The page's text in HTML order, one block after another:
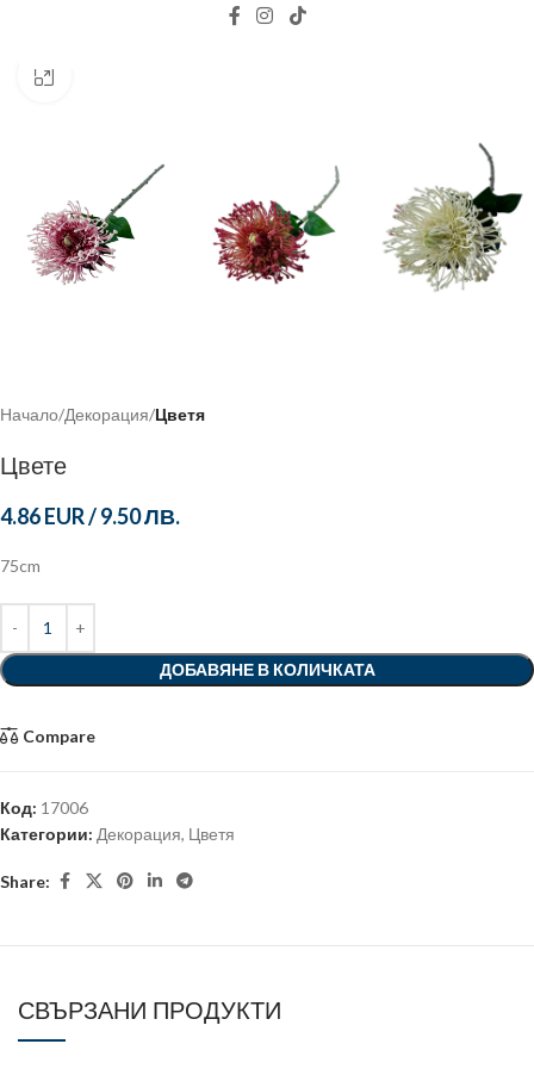
Начало Декорация Цветя
Цвете
4.86 EUR/9.50 ЛВ.
75cm
ДОБАВЯНЕ В КОЛИЧКАТА
Compare
Код: 17006
Категории: Декорация, Цветя
Share:
СВЪРЗАНИ ПРОДУКТИ